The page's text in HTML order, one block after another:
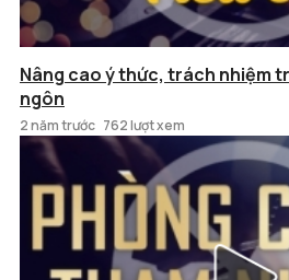
Nâng cao ý thức, trách nhiệm
ngôn
2 năm trước 762 lượt xem